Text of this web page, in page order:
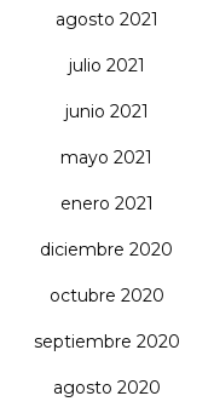
agosto 2021
julio 2021
junio 2021
mayo 2021
enero 2021
diciembre 2020
octubre 2020
septiembre 2020
agosto 2020